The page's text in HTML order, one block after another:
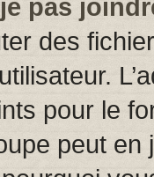
pas
des
pour le
peut en